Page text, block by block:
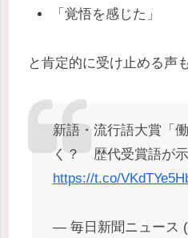
「覚悟を感じた」
と肯定的に受け止める声
新語・流行語大賞「
く？ 歴代受賞語が
https://t.co/
— 毎日新聞ニュース